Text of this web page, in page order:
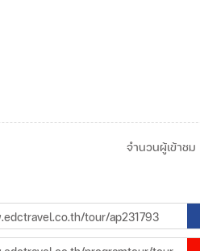
จำนวนผู้เข้าชม